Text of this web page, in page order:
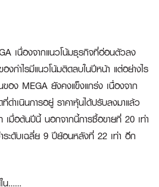
เนื่องจากแนวโน้มธุรกิจที่อ่อนตัวลง
งกำไรมีแนวโน้มติดลบในปีหน้า แต่อย่างไร
อง MEGA ยังคงแข็งแกร่ง เนื่องจาก
ที่ดำเนินการอยู่ ราคาหุ้นได้ปรับลงมาแล้ว
มื่อต้นปีนี้ นอกจากนี้การซื้อขายที่ 20 เท่า
ะดับเฉลี่ย 9 ปีย้อนหลังที่ 22 เท่า อีก
น……